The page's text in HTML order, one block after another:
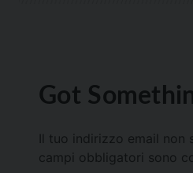
Got
Il tuo indirizzo email non
campi obbligatori sono